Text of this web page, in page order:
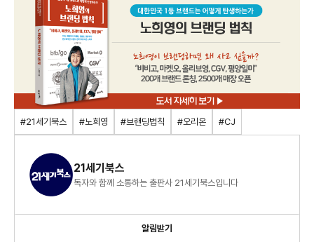
#21세기북스 #노희영 #브랜딩법칙 #오리온 #CJ
21세기북스
독자와 함께 소통하는 출판사 21세기북스입니다
알림받기